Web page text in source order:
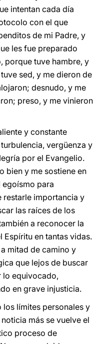
intentan cada día
con el que
de mi Padre, y
les fue preparado
porque tuve hambre, y
sed, y me dieron de
desnudo, y me
preso, y me vinieron
y constante
vergüenza y
por el Evangelio.
bien y me sostiene en
para
restarle importancia y
las raíces de los
a reconocer la
en tantas vidas.
mitad de camino y
que lejos de buscar
lo equivocado,
en grave injusticia.
límites personales y
más se vuelve el
proceso de